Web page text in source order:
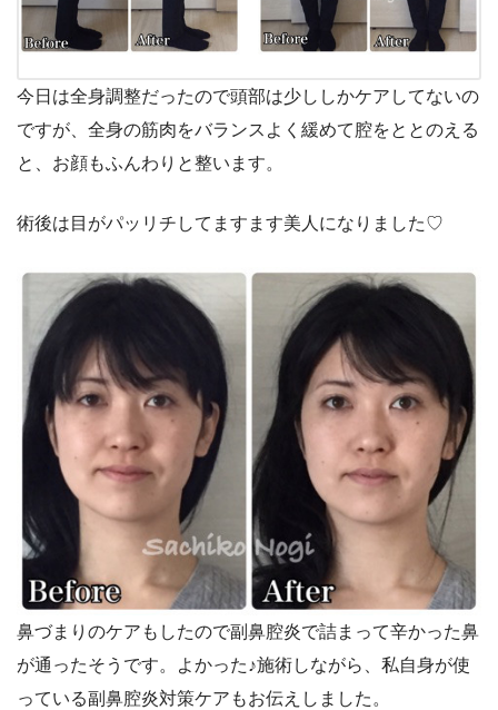
今日は全身調整だったので頭部は少ししかケアしてないの
ですが、全身の筋肉をバランスよく緩めて腔をととのえる
と、お顔もふんわりと整います。
術後は目がパッリチしてますます美人になりました♡
鼻づまりのケアもしたので副鼻腔炎で詰まって辛かった鼻
が通ったそうです。よかった♪施術しながら、私自身が使
っている副鼻腔炎対策ケアもお伝えしました。